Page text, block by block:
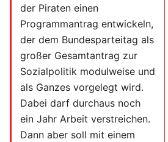
der Piraten einen
Programmantrag entwickeln,
der dem Bundesparteitag als
großer Gesamtantrag zur
Sozialpolitik modulweise und
als Ganzes vorgelegt wird.
Dabei darf durchaus noch
ein Jahr Arbeit verstreichen.
Dann aber soll mit einem